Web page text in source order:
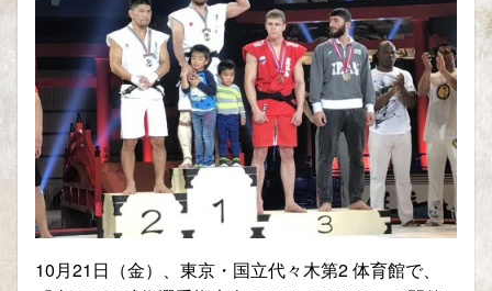
10月21日（金）、東京・国立代々木第2 体育館で、